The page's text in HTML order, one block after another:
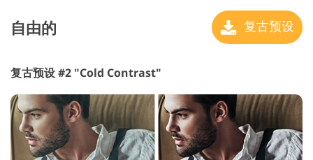
自由的 复古预设
复古预设 #2 "Cold Contrast"